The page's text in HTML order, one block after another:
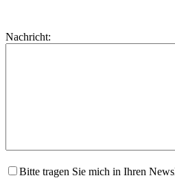
dieses
lasse
Nachricht:
Bitte tragen Sie mich in Ihren